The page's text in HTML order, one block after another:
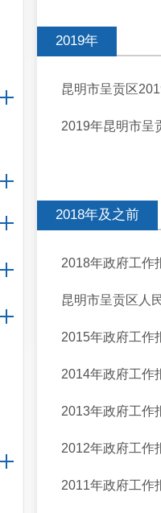
2019年
昆明市呈贡区
2019年昆明市呈
2018年及之前
2018年政府工作
昆明市呈贡区人
2015年政府工作
2014年政府工作
2013年政府工作
2012年政府工作
2011年政府工作